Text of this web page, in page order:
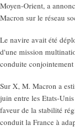
Moyen-Orient, a
Macron sur le réseau
Le navire avait été
d'une mission
conduite
Sur X, M. Macron a
juin entre les Etats-
faveur de la stabilité
conduit la France à